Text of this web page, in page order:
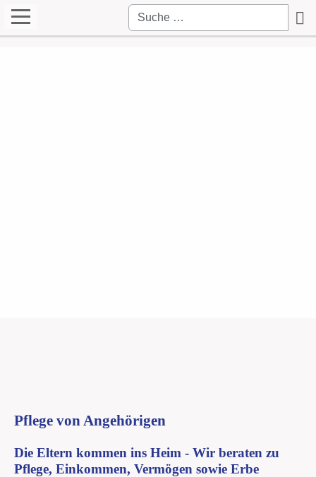
Pflege von Angehörigen
Die Eltern kommen ins Heim - Wir beraten zu
Pflege, Einkommen, Vermögen sowie Erbe